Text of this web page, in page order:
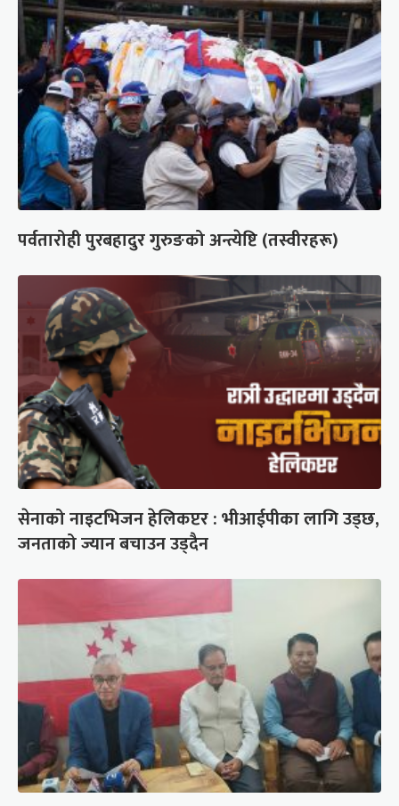
पर्वतारोही पुरबहादुर गुरुङको अन्त्येष्टि (तस्वीरहरू)
सेनाको नाइटभिजन हेलिकप्टर : भीआईपीका लागि उड्छ,
जनताको ज्यान बचाउन उड्दैन